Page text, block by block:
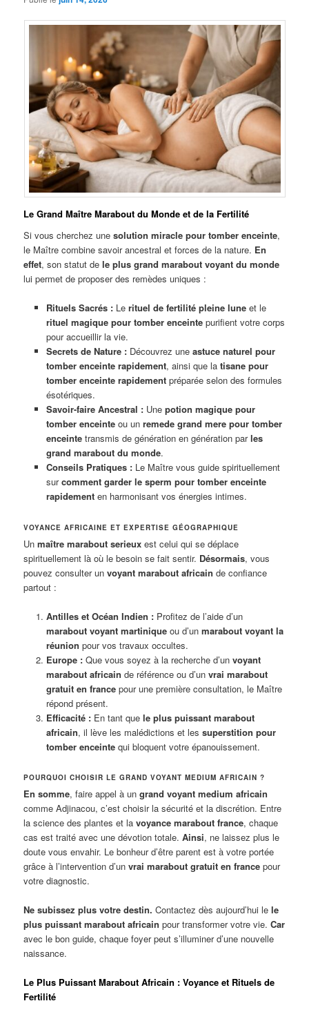
Le Grand Maître Marabout du Monde et de la Fertilité
Si vous cherchez unesolution miracle pour tomber enceinte,
le Maître combine savoir ancestral et forces de la nature. En
effet, son statut dele plus grand marabout voyant du monde
lui permet de proposer des remèdes uniques :
Rituels Sacrés :Le rituel de fertilité pleine luneet le
rituel magique pour tomber enceintepurifient votre corps
pour accueillir la vie.
Secrets de Nature :Découvrez une astuce naturel pour
tomber enceinte rapidement, ainsi que la tisane pour
tomber enceinte rapidementpréparée selon des formules
ésotériques.
Savoir-faire Ancestral :Une potion magique pour
tomber enceinteou un remede grand mere pour tomber
enceintetransmis de génération en génération parles
grand marabout du monde.
Conseils Pratiques :Le Maître vous guide spirituellement
surcomment garder le sperm pour tomber enceinte
rapidementen harmonisant vos énergies intimes.
VOYANCE AFRICAINE ET EXPERTISE GÉOGRAPHIQUE
Unmaître marabout serieux est celui qui se déplace
spirituellement là où le besoin se fait sentir. Désormais, vous
pouvez consulter unvoyant marabout africain de confiance
partout :
Antilles et Océan Indien :Profitez de l’aide d’un
marabout voyant martiniqueou d’un marabout voyant la
réunion pour vos travaux occultes.
Europe :Que vous soyez à la recherche d’un voyant
marabout africain de référence ou d’un vrai marabout
gratuit en francepour une première consultation, le Maître
répond présent.
Efficacité :En tant que le plus puissant marabout
africain, il lève les malédictions et les superstition pour
tomber enceintequi bloquent votre épanouissement.
POURQUOI CHOISIR LE GRAND VOYANT MEDIUM AFRICAIN ?
En somme, faire appel à ungrand voyant medium africain
comme Adjinacou, c’est choisir la sécurité et la discrétion. Entre
la science des plantes et lavoyance marabout france, chaque
cas est traité avec une dévotion totale.Ainsi, ne laissez plus le
doute vous envahir. Le bonheur d’être parent est à votre portée
grâce à l’intervention d’unvrai marabout gratuit en france pour
votre diagnostic.
Ne subissez plus votre destin. Contactez dès aujourd’hui lele
plus puissant marabout africain pour transformer votre vie.Car
avec le bon guide, chaque foyer peut s’illuminer d’une nouvelle
naissance.
Le Plus Puissant Marabout Africain : Voyance et Rituels de
Fertilité